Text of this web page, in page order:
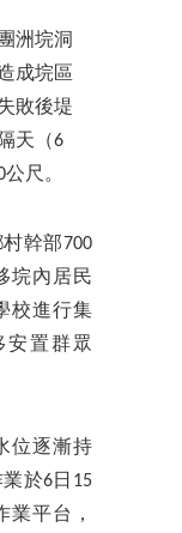
洲垸洞
成垸區
敗後堤
天（6
尺。
幹部700
垸內居民
校進行集
安置群眾
位逐漸持
於6日15
業平台，